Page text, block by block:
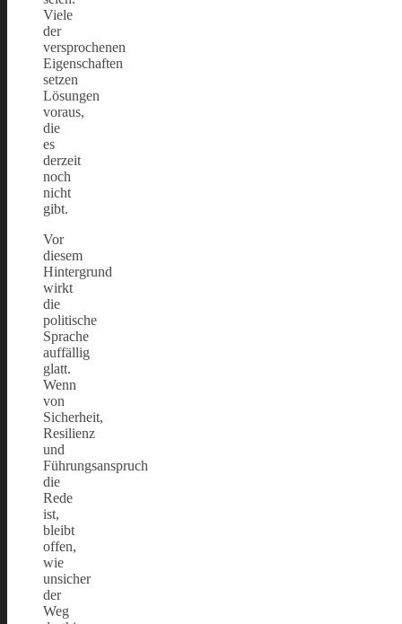
Viele
der
versprochenen
Eigenschaften
setzen
Lösungen
voraus,
die
es
derzeit
noch
nicht
gibt.
Vor
diesem
Hintergrund
wirkt
die
politische
Sprache
auffällig
glatt.
Wenn
von
Sicherheit,
Resilienz
und
Führungsanspruch
die
Rede
ist,
bleibt
offen,
wie
unsicher
der
Weg